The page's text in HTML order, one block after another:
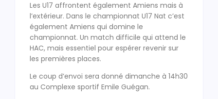
Les U17 affrontent également Amiens mais à
l’extérieur. Dans le championnat U17 Nat c’est
également Amiens qui domine le
championnat. Un match difficile qui attend le
HAC, mais essentiel pour espérer revenir sur
les premières places.
Le coup d’envoi sera donné dimanche à 14h30
au Complexe sportif Emile Guégan.